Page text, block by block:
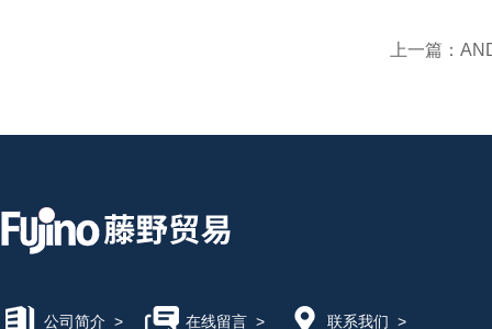
上一篇：
公司简介 > 在线留言> 联系我们 >